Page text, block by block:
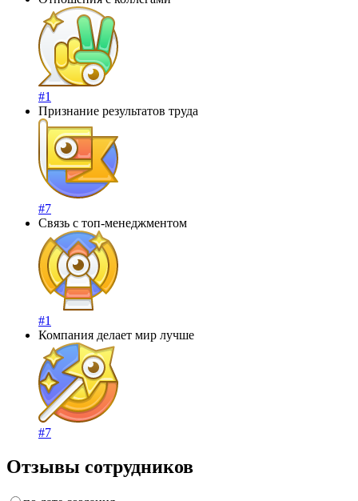
#1
Признание результатов труда
#7
Связь с топ-менеджментом
#1
Компания делает мир лучше
#7
Отзывы сотрудников